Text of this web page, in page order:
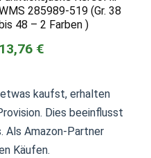
285989-519 (Gr. 38
bis 48 – 2 Farben )
13,76 €
kaufst, erhalten
Dies beeinflusst
Als Amazon-Partner
Käufen.